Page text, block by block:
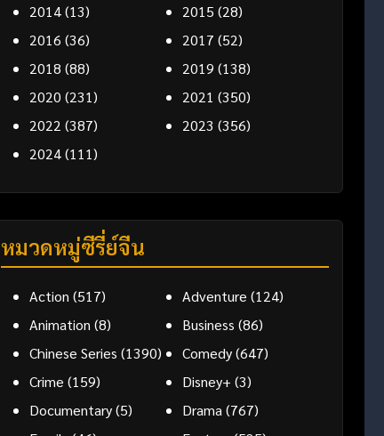
2014(13) 2015 (28)
2016 (36) 2017 (52)
2018 (88) 2019 (138)
2020 (231) 2021 (350)
2022 (387) 2023 (356)
2024(111)
หมวดหมู่ซีรี่ย์จีน
Action (517) Adventure (124)
Animation (8) Business (86)
Chinese Series (1390) Comedy(647)
Crime (159) Disney+ (3)
Documentary(5) Drama (767)